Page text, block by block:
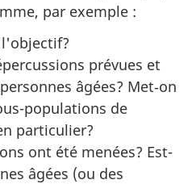
par exemple :
prévues et
âgées? Met‑on
populations de
particulier?
ont été menées? Est-
âgées (ou des